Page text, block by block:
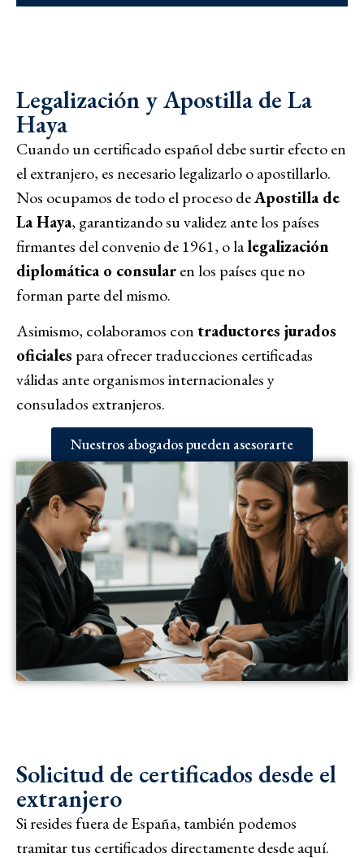
Legalización y Apostilla de La
Haya
Cuando un certificado español debe surtir efecto en
el extranjero, es necesario legalizarlo o apostillarlo.
Nos ocupamos de todo el proceso deApostilla de
La Haya, garantizando su validez ante los países
firmantes del convenio de 1961, o lalegalización
diplomática o consularen los países que no
forman parte del mismo.
Asimismo, colaboramos con traductores jurados
oficiales para ofrecer traducciones certificadas
válidas ante organismos internacionales y
consulados extranjeros.
Nuestros abogados pueden asesorarte
Solicitud de certificados desde el
extranjero
Si resides fuera de España, también podemos
tramitar tus certificados directamente desde aquí.